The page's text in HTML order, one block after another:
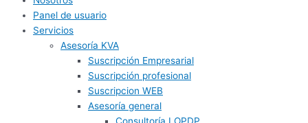
Panel de usuario
Servicios
Asesoría KVA
Suscripción Empresarial
Suscripción profesional
Suscripcion WEB
Asesoría general